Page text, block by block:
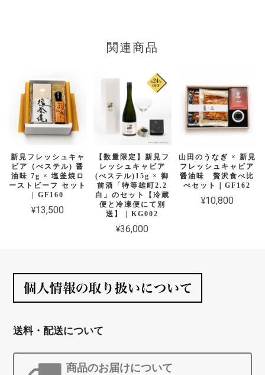
関連商品
新見フレッシュキャ
ビア（べステル) 醤
油味 7g × 塩釜焼ロ
ーストビーフ セット
| GF160
¥13,500
【数量限定】新見フ
レッシュキャビア
(べステル)15g × 御
前酒「特等雄町2.2
白」のセット【冷蔵
便と冷凍便にて別
送】 | KG002
¥36,000
山田のうなぎ × 新見
フレッシュキャビア
醤油味 贅沢食べ比
べセット｜GF162
¥10,800
送料・配送について
商品のお届けについて